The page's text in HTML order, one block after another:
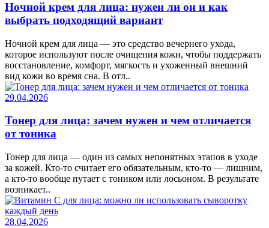
Ночной крем для лица: нужен ли он и как
выбрать подходящий вариант
Ночной крем для лица — это средство вечернего ухода,
которое используют после очищения кожи, чтобы поддержать
восстановление, комфорт, мягкость и ухоженный внешний
вид кожи во время сна. В отл..
29.04.2026
Тонер для лица: зачем нужен и чем отличается
от тоника
Тонер для лица — один из самых непонятных этапов в уходе
за кожей. Кто-то считает его обязательным, кто-то — лишним,
а кто-то вообще путает с тоником или лосьоном. В результате
возникает..
28.04.2026